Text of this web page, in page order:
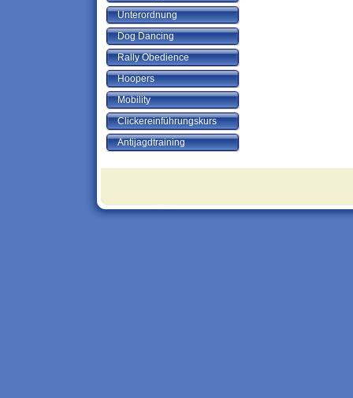
Unterordnung
Dog Dancing
Rally Obedience
Hoopers
Mobility
Clickereinführungskurs
Antijagdtraining